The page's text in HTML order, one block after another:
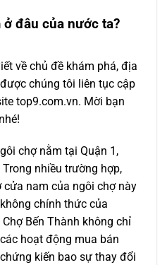
ở đâu của nước ta?
về chủ đề khám phá, địa
chúng tôi liên tục cập
top9.com.vn. Mời bạn
chợ nằm tại Quận 1,
nhiều trường hợp,
nam của ngôi chợ này
chính thức của
Bến Thành không chỉ
hoạt động mua bán
kiến bao sự thay đổi